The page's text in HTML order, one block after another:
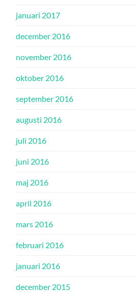
januari 2017
december 2016
november 2016
oktober 2016
september 2016
augusti 2016
juli 2016
juni 2016
maj 2016
april 2016
mars 2016
februari 2016
januari 2016
december 2015